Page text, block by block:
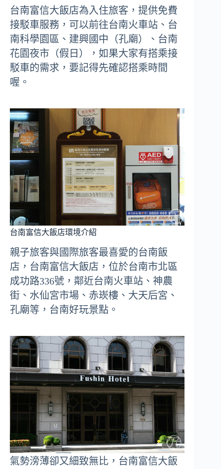
台南富信大飯店為入住旅客，提供免費
接駁車服務，可以前往台南火車站、台
南科學園區、建興國中（孔廟）、台南
花園夜市（假日），如果大家有搭乘接
駁車的需求，要記得先確認搭乘時間
喔。
台南富信大飯店環境介紹
親子旅客與國際旅客最喜愛的台南飯
店，台南富信大飯店，位於台南市北區
成功路336號，鄰近台南火車站、神農
街、水仙宮市場、赤崁樓、大天后宮、
孔廟等，台南好玩景點。
氣勢滂薄卻又細致無比，台南富信大飯